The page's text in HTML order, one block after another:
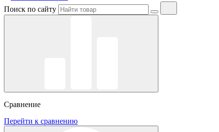
Поиск по сайту
Сравнение
Перейти к сравнению